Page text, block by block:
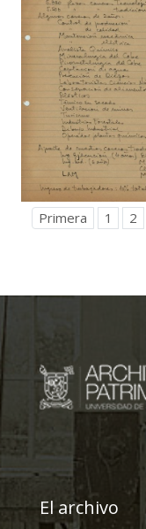
Primera 1 2
El archivo